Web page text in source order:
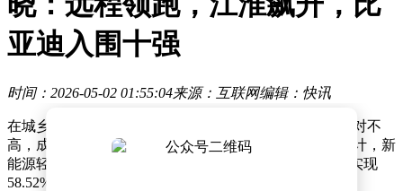
亚迪入围十强
时间：2026-05-02 01:55:04来源：互联网编辑：快讯
在城乡物流运输领域，轻型货车因对动力和续航要求相对不
高，成为电动化转型的先锋车型。根据最新上险数据统计，新
能源轻卡单月销量纪录被刷新至1.85万辆，较去年同期实现
58.52%的显著增长，展现出强劲的市场扩张态势。